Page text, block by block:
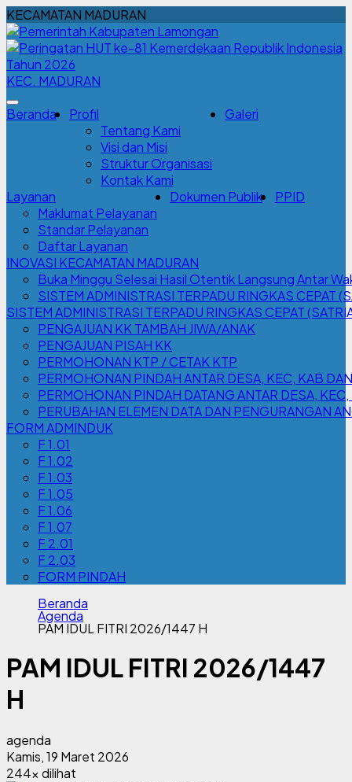
KECAMATAN MADURAN
KEC. MADURAN
Beranda
Profil
Tentang Kami
Visi dan Misi
Struktur Organisasi
Kontak Kami
Galeri
Layanan
Maklumat Pelayanan
Standar Pelayanan
Daftar Layanan
Dokumen Publik PPID
INOVASI KECAMATAN MADURAN
Buka Minggu Selesai Hasil Otentik Langsung Antar
SISTEM ADMINISTRASI TERPADU RINGKAS CEPAT
SISTEM ADMINISTRASI TERPADU RINGKAS CEPAT
PENGAJUAN KK TAMBAH JIWA/ANAK
PENGAJUAN PISAH KK
PERMOHONAN KTP / CETAK KTP
PERMOHONAN PINDAH ANTAR DESA, KEC, KAB
PERMOHONAN PINDAH DATANG ANTAR DESA,
PERUBAHAN ELEMEN DATA DAN PENGURANGAN
FORM ADMINDUK
F 1.01
F 1.02
F 1.03
F 1.05
F 1.06
F 1.07
F 2.01
F 2.03
FORM PINDAH
Beranda
Agenda
PAM IDUL FITRI 2026/1447 H
PAM IDUL FITRI 2026/1447
H
agenda
Kamis, 19 Maret 2026
244x dilihat